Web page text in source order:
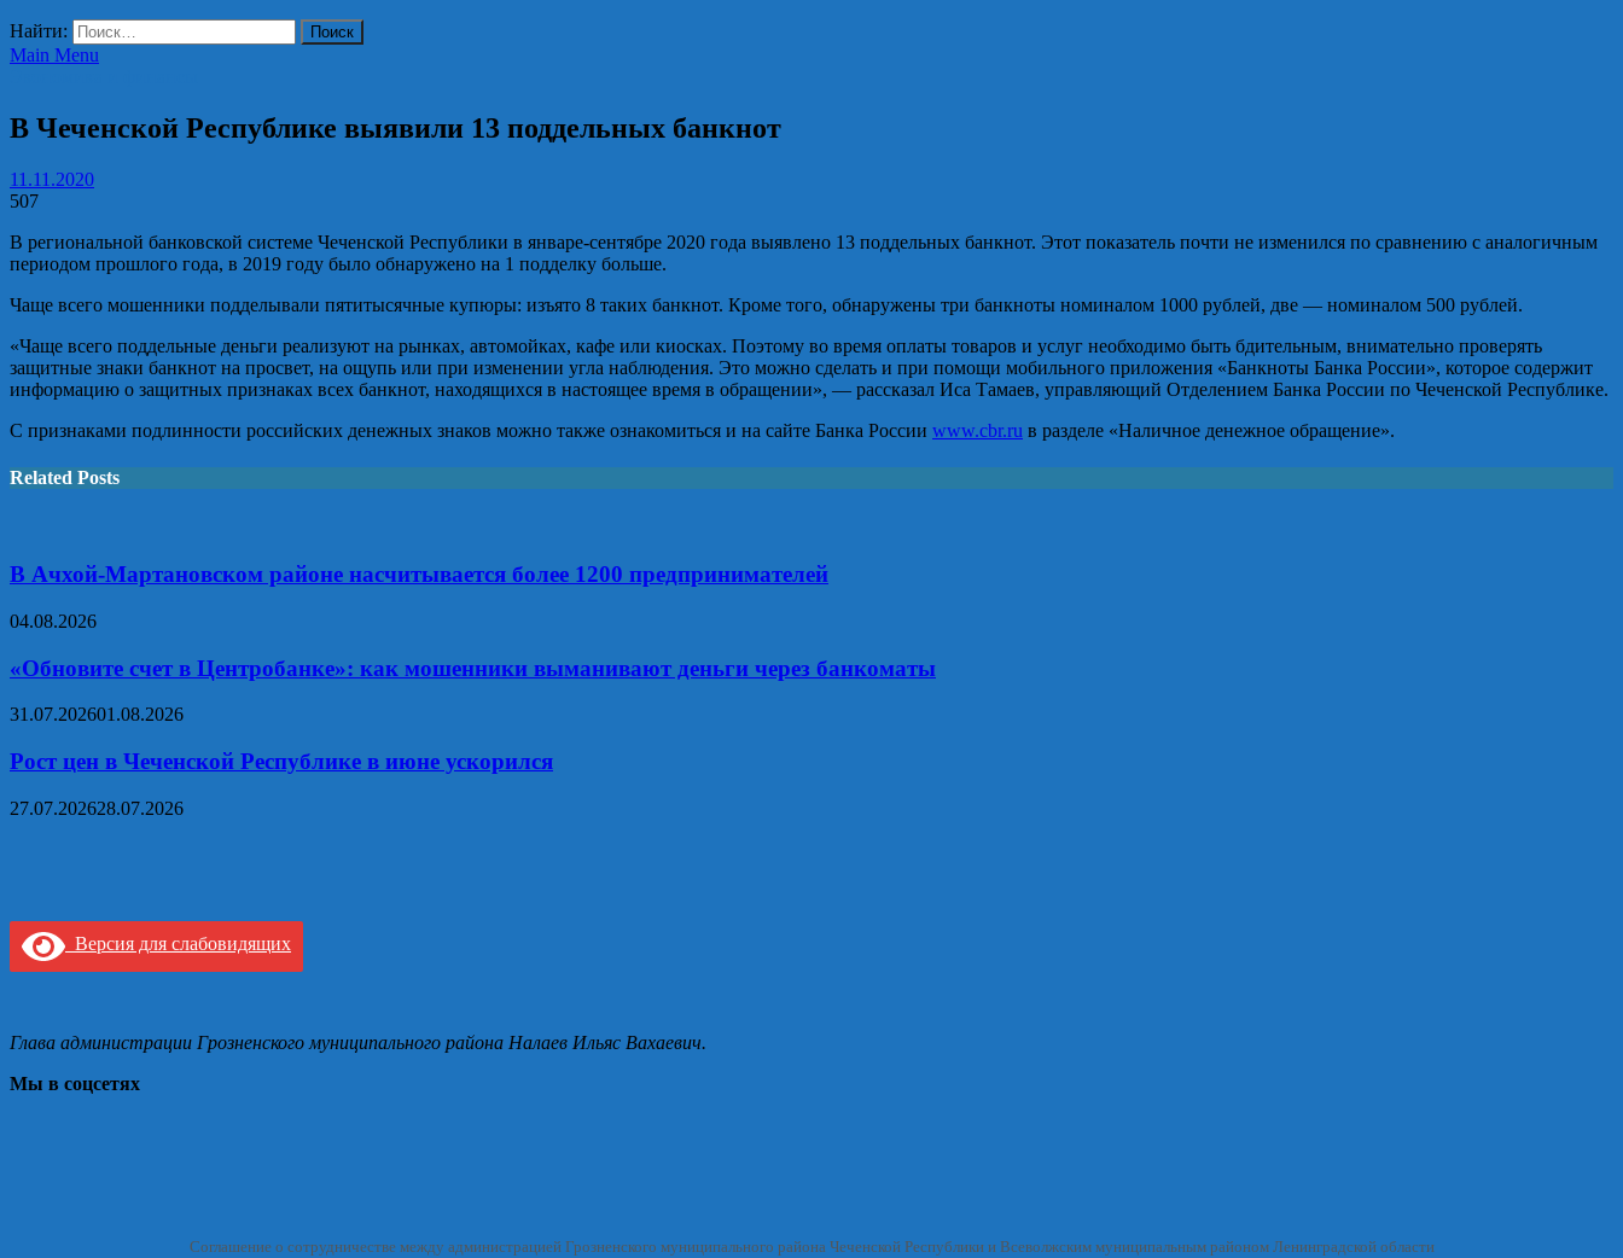
Найти:
Main Menu
В Чеченской Республике выявили 13 поддельных банкнот
11.11.2020
507
В региональной банковской системе Чеченской Республики в январе-сентябре 2020 года выявлено 13 поддельных банкнот. Этот показатель почти не изменился по сравнению с аналогичным
периодом прошлого года, в 2019 году было обнаружено на 1 подделку больше.
Чаще всего мошенники подделывали пятитысячные купюры: изъято 8 таких банкнот. Кроме того, обнаружены три банкноты номиналом 1000 рублей, две — номиналом 500 рублей.
«Чаще всего поддельные деньги реализуют на рынках, автомойках, кафе или киосках. Поэтому во время оплаты товаров и услуг необходимо быть бдительным, внимательно проверять
защитные знаки банкнот на просвет, на ощупь или при изменении угла наблюдения. Это можно сделать и при помощи мобильного приложения «Банкноты Банка России», которое содержит
информацию о защитных признаках всех банкнот, находящихся в настоящее время в обращении», — рассказал Иса Тамаев, управляющий Отделением Банка России по Чеченской Республике.
С признаками подлинности российских денежных знаков можно также ознакомиться и на сайте Банка России www.cbr.ru в разделе «Наличное денежное обращение».
Related Posts
В Ачхой-Мартановском районе насчитывается более 1200 предпринимателей
04.08.2026
«Обновите счет в Центробанке»: как мошенники выманивают деньги через банкоматы
31.07.202601.08.2026
Рост цен в Чеченской Республике в июне ускорился
27.07.202628.07.2026
Версия для слабовидящих
Глава администрации Грозненского муниципального района Налаев Ильяс Вахаевич.
Мы в соцсетях
Соглашение о сотрудничестве между администрацией Грозненского муниципального района Чеченской Республики и Всеволжским муниципальным районом Ленинградской области